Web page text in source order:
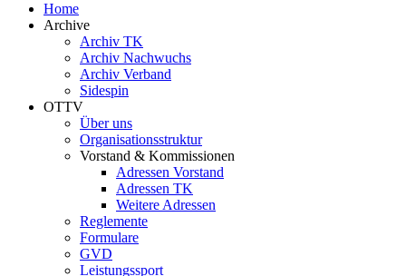
Home
Archive
Archiv TK
Archiv Nachwuchs
Archiv Verband
Sidespin
OTTV
Über uns
Organisationsstruktur
Vorstand & Kommissionen
Adressen Vorstand
Adressen TK
Weitere Adressen
Reglemente
Formulare
GVD
Leistungssport